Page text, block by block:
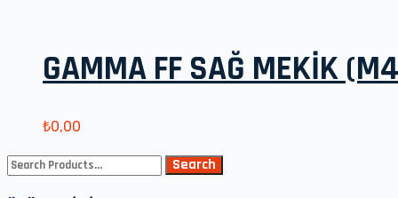
GAMMA FF SAĞ MEKİK
₺0,00
Search
Search